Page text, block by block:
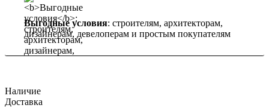
Выгодные условия: строителям, архитекторам,
дизайнерам, девелоперам и простым покупателям
Наличие
Доставка